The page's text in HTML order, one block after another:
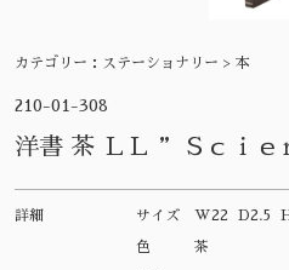
カテゴリー： ステーショナリー > 本
210-01-308
洋書 茶 ＬＬ ”Ｓｃｉｅ
詳細 サイズ W22 D2.5
色 茶